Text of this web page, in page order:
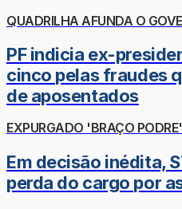
QUADRILHA AFUNDA O
PF indicia ex-
cinco pelas fraudes
de aposentados
EXPURGADO 'BRAÇO
Em decisão inédita,
perda do cargo por